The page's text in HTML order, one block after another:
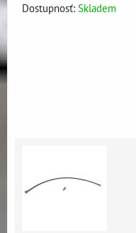
Dostupnosť: Skladem